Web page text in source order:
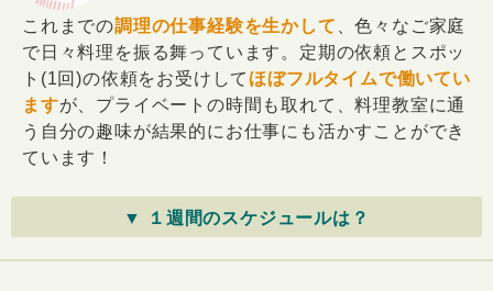
これまでの調理の仕事経験を生かして 、色々なご家庭
で日々料理を振る舞っています。定期の依頼とスポッ
ト(1回)の依頼をお受けして ほぼフルタイムで働いてい
ますが、プライベートの時間も取れて、料理教室に通
う自分の趣味が結果的にお仕事にも活かすことができ
ています！
▼ １週間のスケジュールは？